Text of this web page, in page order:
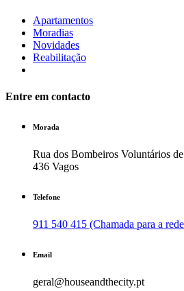
Apartamentos
Moradias
Novidades
Reabilitação
Entre em contacto
Morada
Rua dos Bombeiros Voluntários
436 Vagos
Telefone
911 540 415 (Chamada para a
Email
geral@houseandthecity.pt